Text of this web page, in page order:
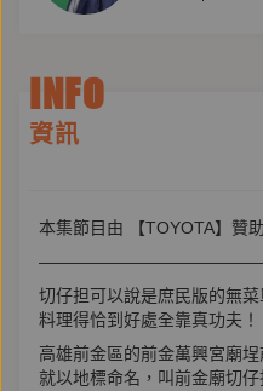
INFO
資訊
本集節目由 【TOYOTA】贊
切仔担可以說是庶民版的無
料理得恰到好處全靠真功夫！
高雄前金區的前金萬興宮廟
就以地標命名，叫前金廟切